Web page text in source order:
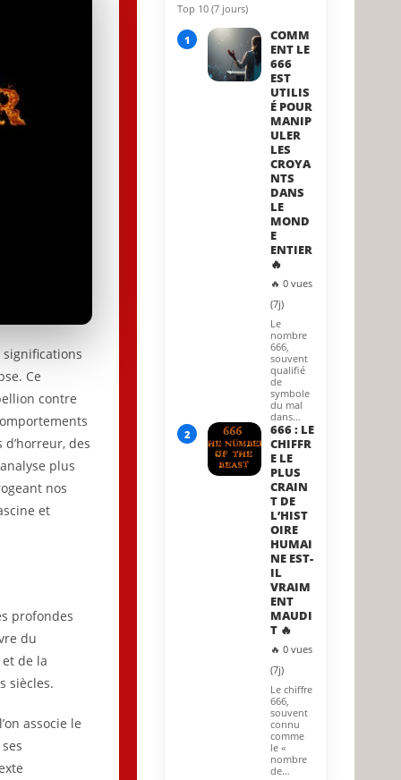
significations
Ce
contre
des
plus
nos
et
profondes
du
de la
siècles.
associe le
15 May 2026
Top 10 (7 jours)
1
COMM
ENT LE
666
EST
UTILIS
É POUR
MANIP
ULER
LES
CROYA
NTS
DANS
LE
MOND
E
ENTIER
🔥
🔥 0 vues
(7j)
Le
nombre
666,
souvent
qualifié
de
symbole
du mal
dans…
2
666 : LE
CHIFFR
E LE
PLUS
CRAIN
T DE
L’HIST
OIRE
HUMAI
NE EST-
IL
VRAIM
ENT
MAUDI
T 🔥
🔥 0 vues
(7j)
Le chiffre
666,
souvent
connu
comme
le «
nombre
de…